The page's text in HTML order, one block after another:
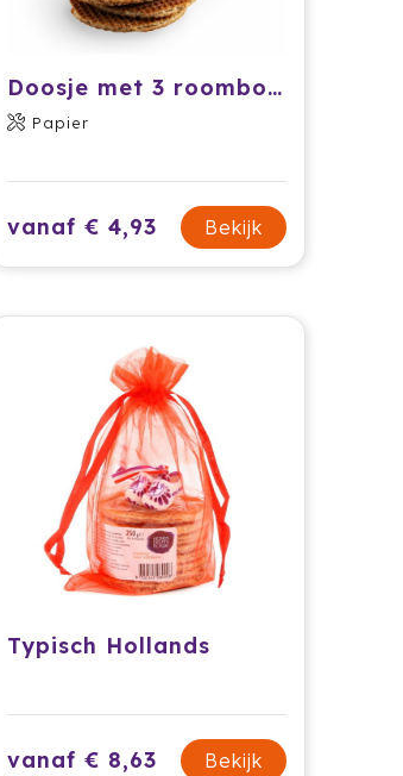
Doosje met 3 roomboter stroopwafels
Papier
vanaf € 4,93 Bekijk
Typisch Hollands
vanaf € 8,63 Bekijk